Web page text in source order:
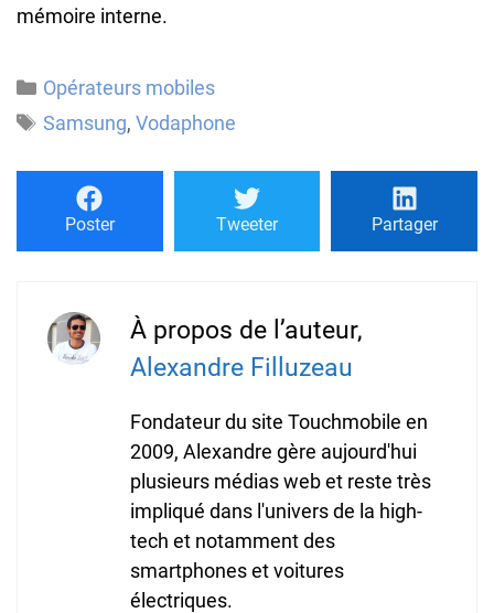
mémoire interne.
Catégories
Opérateurs mobiles
Étiquettes
Samsung, Vodaphone
Poster Tweeter Partager
À propos de l’auteur,
Alexandre Filluzeau
Fondateur du site Touchmobile en
2009, Alexandre gère aujourd'hui
plusieurs médias web et reste très
impliqué dans l'univers de la high-
tech et notamment des
smartphones et voitures
électriques.